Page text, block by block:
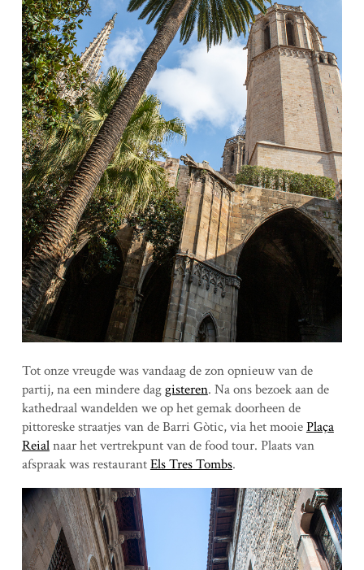
Tot onze vreugde was vandaag de zon opnieuw van de
partij, na een mindere daggisteren. Na ons bezoek aan de
kathedraal wandelden we op het gemak doorheen de
pittoreske straatjes van de Barri Gòtic, via het mooiePlaça
Reialnaar het vertrekpunt van de food tour. Plaats van
afspraak was restaurantEls Tres Tombs.